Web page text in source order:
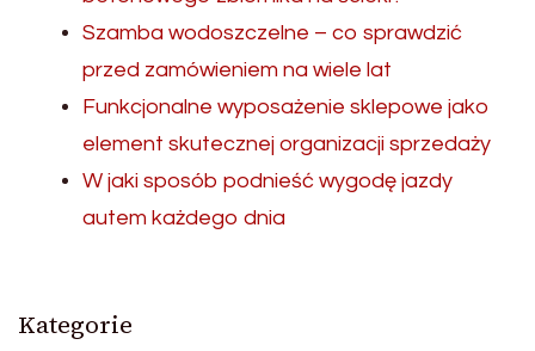
Szamba wodoszczelne – co sprawdzić
przed zamówieniem na wiele lat
Funkcjonalne wyposażenie sklepowe jako
element skutecznej organizacji sprzedaży
W jaki sposób podnieść wygodę jazdy
autem każdego dnia
Kategorie